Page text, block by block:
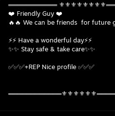
═══════════
❤️ Friendly Guy ❤️
🔥🔥 We can be friends for future
⚡️⚡️ Have a wonderful day⚡️⚡️
✨✨ Stay safe & take care✨✨
✅✅✅+REP Nice profile ✅✅✅